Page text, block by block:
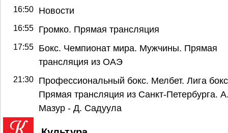
16:50 Новости
16:55 Громко. Прямая трансляция
17:55
Бокс. Чемпионат мира. Мужчины. Прямая
трансляция из ОАЭ
21:30
Профессиональный бокс. Мелбет. Лига
Прямая трансляция из Санкт-Петербурга.
Мазур - Д. Садуула